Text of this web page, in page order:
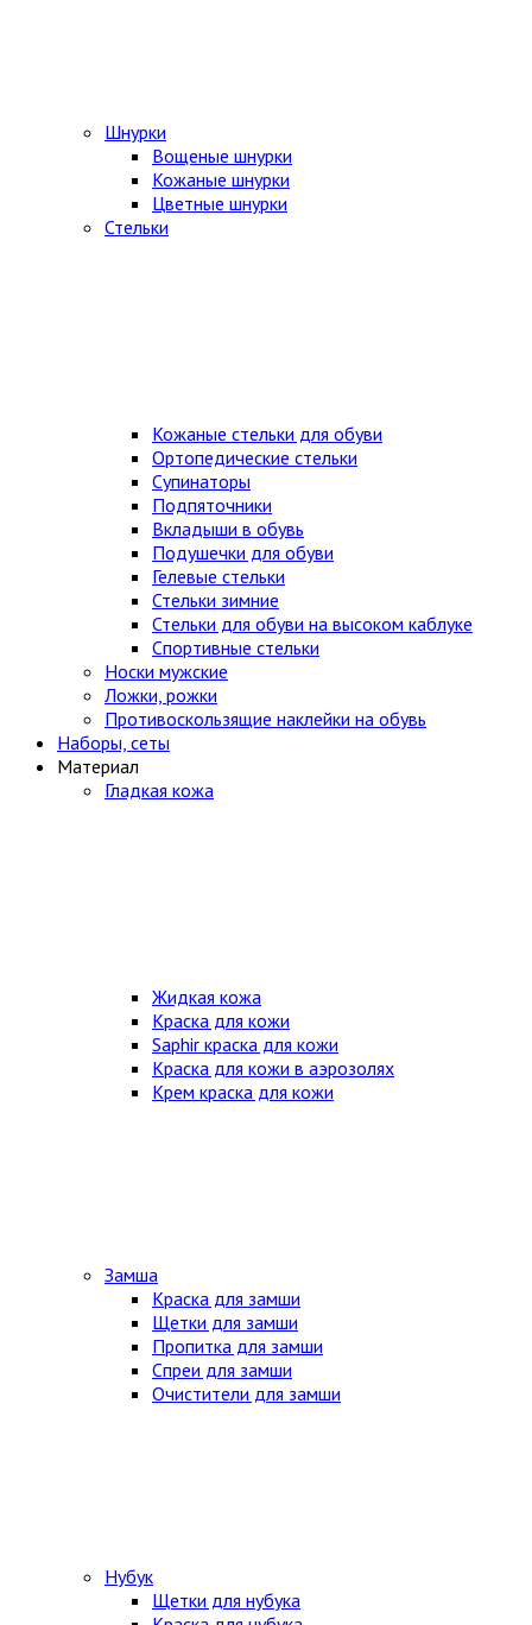
Шнурки
Вощеные шнурки
Кожаные шнурки
Цветные шнурки
Стельки
Кожаные стельки для обуви
Ортопедические стельки
Супинаторы
Подпяточники
Вкладыши в обувь
Подушечки для обуви
Гелевые стельки
Стельки зимние
Стельки для обуви на высоком каблуке
Спортивные стельки
Носки мужские
Ложки, рожки
Противоскользящие наклейки на обувь
Наборы, сеты
Материал
Гладкая кожа
Жидкая кожа
Краска для кожи
Saphir краска для кожи
Краска для кожи в аэрозолях
Крем краска для кожи
Замша
Краска для замши
Щетки для замши
Пропитка для замши
Спреи для замши
Очистители для замши
Нубук
Щетки для нубука